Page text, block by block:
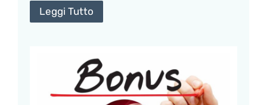
Leggi Tutto